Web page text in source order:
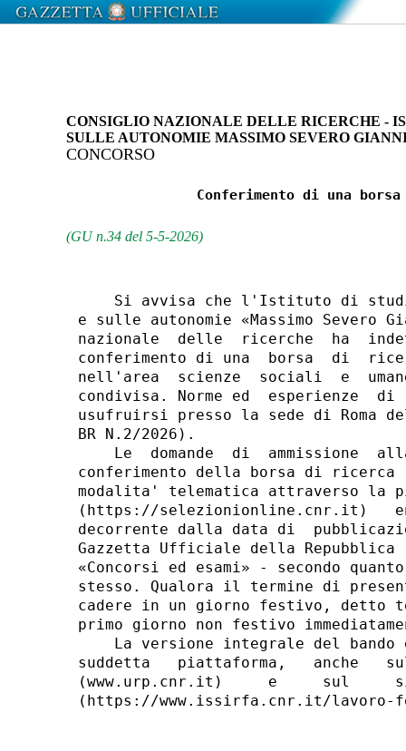
CONSIGLIO NAZIONALE DELLE RICERCHE -
SULLE AUTONOMIE MASSIMO SEVERO
CONCORSO
Conferimento di una
(GU n.34 del 5-5-2026)
Si avvisa che l'Istituto di
e sulle autonomie «Massimo Severo
nazionale  delle  ricerche  ha
conferimento di una  borsa  di
nell'area  scienze  sociali  e
condivisa. Norme ed  esperienze
usufruirsi presso la sede di Roma del
BR N.2/2026).
Le  domande  di  ammissione
conferimento della borsa di ricerca
modalita' telematica attraverso la
(https://selezionionline.cnr.it)
decorrente dalla data di
Gazzetta Ufficiale della
«Concorsi ed esami» - secondo
stesso. Qualora il termine di
cadere in un giorno festivo, detto
primo giorno non festivo
La versione integrale del bando
suddetta   piattaforma,   anche
(www.urp.cnr.it)     e     sul
(https://www.issirfa.cnr.it/lavoro-